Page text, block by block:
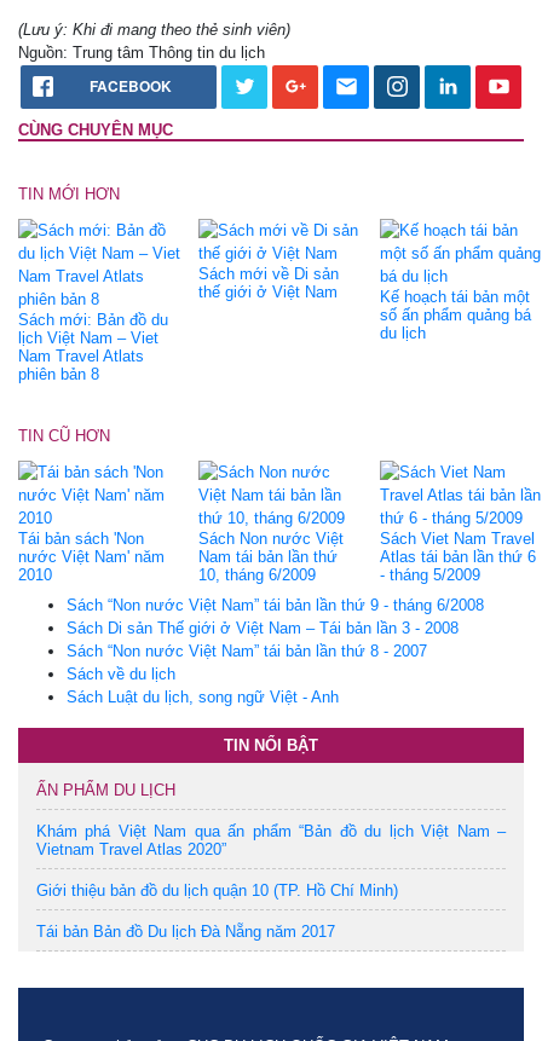
(Lưu ý: Khi đi mang theo thẻ sinh viên)
Nguồn: Trung tâm Thông tin du lịch
FACEBOOK
CÙNG CHUYÊN MỤC
TIN MỚI HƠN
Sách mới: Bản đồ du
lịch Việt Nam – Viet
Nam Travel Atlats
phiên bản 8
Sách mới về Di sản
thế giới ở Việt Nam
Kế hoạch tái bản một
số ấn phẩm quảng bá
du lịch
TIN CŨ HƠN
Tái bản sách 'Non
nước Việt Nam' năm
2010
Sách Non nước Việt
Nam tái bản lần thứ
10, tháng 6/2009
Sách Viet Nam Travel
Atlas tái bản lần thứ 6
- tháng 5/2009
Sách “Non nước Việt Nam” tái bản lần thứ 9 - tháng 6/2008
Sách Di sản Thế giới ở Việt Nam – Tái bản lần 3 - 2008
Sách “Non nước Việt Nam” tái bản lần thứ 8 - 2007
Sách về du lịch
Sách Luật du lịch, song ngữ Việt - Anh
TIN NỔI BẬT
ẤN PHẨM DU LỊCH
Khám phá Việt Nam qua ấn phẩm “Bản đồ du lịch Việt Nam –
Vietnam Travel Atlas 2020”
Giới thiệu bản đồ du lịch quận 10 (TP. Hồ Chí Minh)
Tái bản Bản đồ Du lịch Đà Nẵng năm 2017